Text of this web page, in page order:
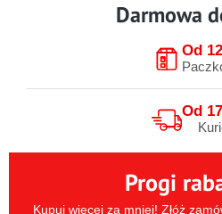
Darmowa
Od
Od
Progi
Kupuj więcej za mniej! Złóż